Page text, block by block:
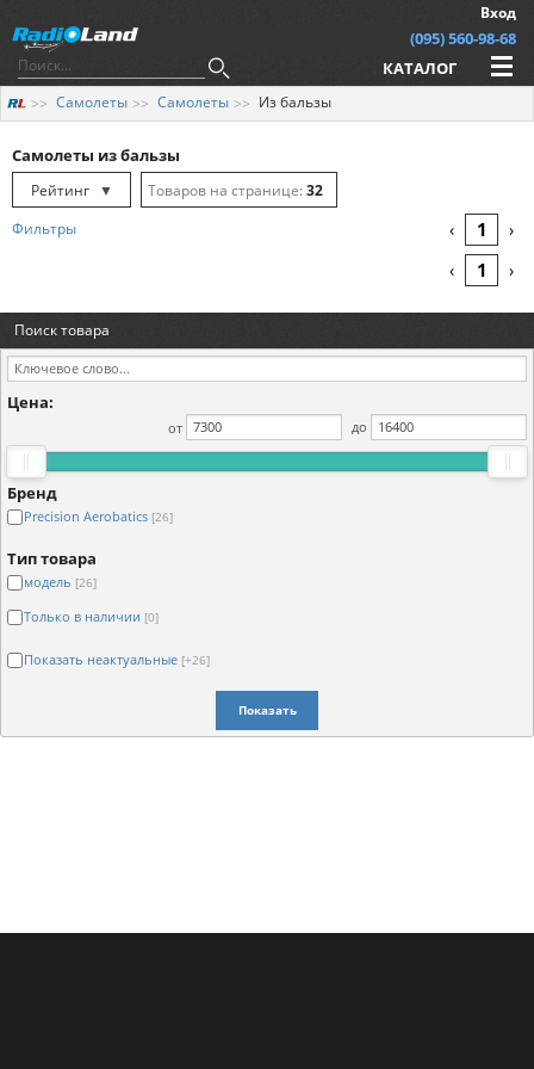
Вход
(095) 560-98-68
КАТАЛОГ
Самолеты Самолеты Из бальзы
Самолеты из бальзы
Рейтинг
▼
Рейтинг
Цена ▲
Цена ▼
32
Фильтры ‹ 1
›
‹
1 ›
Поиск товара
Цена:
от до
Бренд
Precision Aerobatics [26]
Тип товара
модель [26]
Только в наличии [0]
Показать неактуальные [+26]
Показать